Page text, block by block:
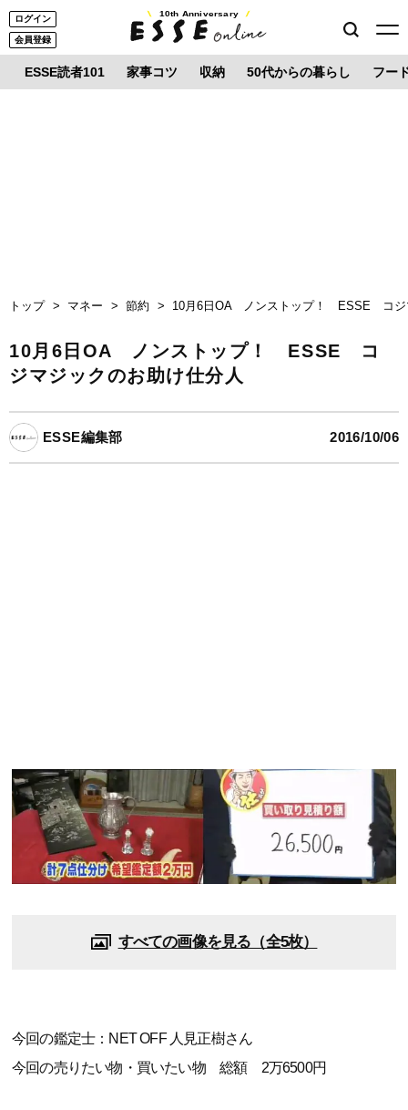
ログイン
会員登録
10th Anniversary
ESSE読者101 家事コツ 収納 50代からの暮らし フー
トップ マネー 節約 10月6日OA ノンストップ！ ESSE コジ
10月6日OA ノンストップ！ ESSE コ
ジマジックのお助け仕分人
ESSE編集部 2016/10/06
すべての画像を見る（全5枚）
今回の鑑定士：NET OFF 人見正樹さん
今回の売りたい物・買いたい物 総額 2万6500円